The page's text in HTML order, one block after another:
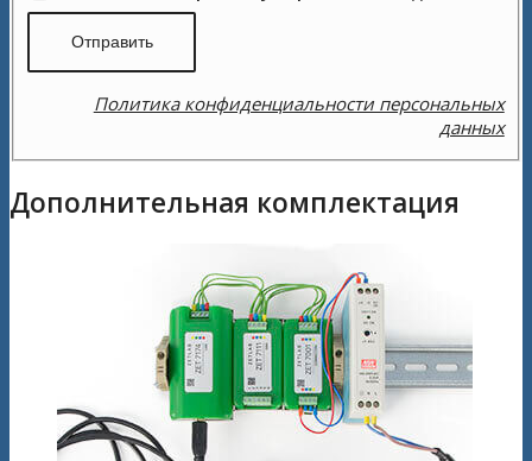
Политика конфиденциальности персональных
данных
Дополнительная комплектация